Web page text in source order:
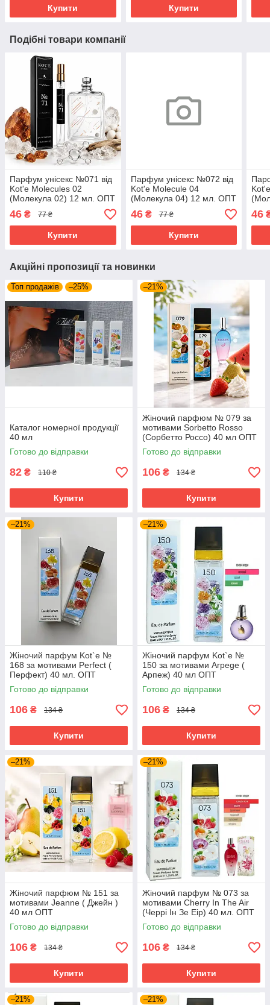
Купити Купити
Подібні товари компанії
Парфум унісекс №071 від
Kot'e Molecules 02
(Молекула 02) 12 мл. ОПТ
46 ₴ 77 ₴
Купити
Парфум унісекс №072 від
Kot'e Molecule 04
(Молекула 04) 12 мл. ОПТ
46₴ 77 ₴
Купити
46
Акційні пропозиції та новинки
Топ продажів –25%
Каталог номерної продукції
40 мл
Готово до відправки
82 ₴ 110 ₴
Купити
–21%
Жіночий парфюм № 079 за
мотивами Sorbetto Rosso
(Сорбетто Россо) 40 мл ОПТ
Готово до відправки
106 ₴ 134 ₴
Купити
–21%
Жіночий парфум Kot`e №
168 за мотивами Perfect (
Перфект) 40 мл. ОПТ
Готово до відправки
106 ₴ 134 ₴
Купити
–21%
Жіночий парфум Kot`e №
150 за мотивами Arpege (
Арпеж) 40 мл ОПТ
Готово до відправки
106 ₴ 134 ₴
Купити
–21%
Жіночий парфюм № 151 за
мотивами Jeanne ( Джейн )
40 мл ОПТ
Готово до відправки
106 ₴ 134 ₴
Купити
–21%
Жіночий парфум № 073 за
мотивами Cherry In The Air
(Черрі Ін Зе Еір) 40 мл. ОПТ
Готово до відправки
106 ₴ 134 ₴
Купити
–21% –21%